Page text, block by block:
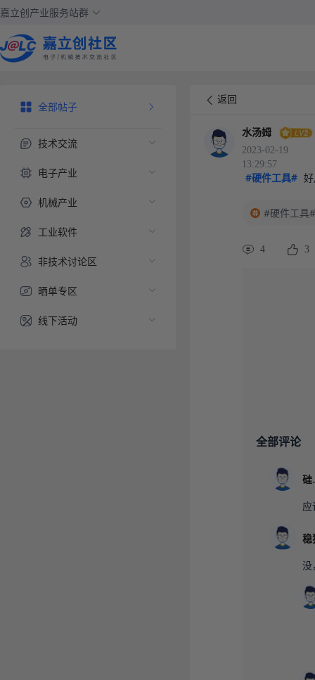
嘉立创产业服务站群
全部帖子
技术交流
电子产业
机械产业
工业软件
非技术讨论区
晒单专区
线下活动
返回
水汤姆
2023-02-19
13:29:57
#硬件工具#
#硬件工具#
4 3
全部评论
应
没